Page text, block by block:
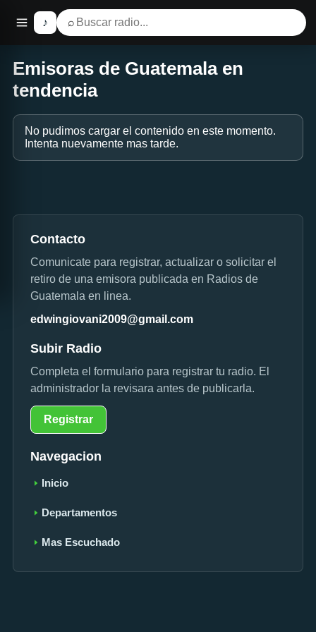
♪ ⌕
Emisoras de Guatemala en
tendencia
No pudimos cargar el contenido en este momento.
Intenta nuevamente mas tarde.
Contacto
Comunicate para registrar, actualizar o solicitar el
retiro de una emisora publicada en Radios de
Guatemala en linea.
edwingiovani2009@gmail.com
Subir Radio
Completa el formulario para registrar tu radio. El
administrador la revisara antes de publicarla.
Registrar
Navegacion
Inicio
Departamentos
Mas Escuchado